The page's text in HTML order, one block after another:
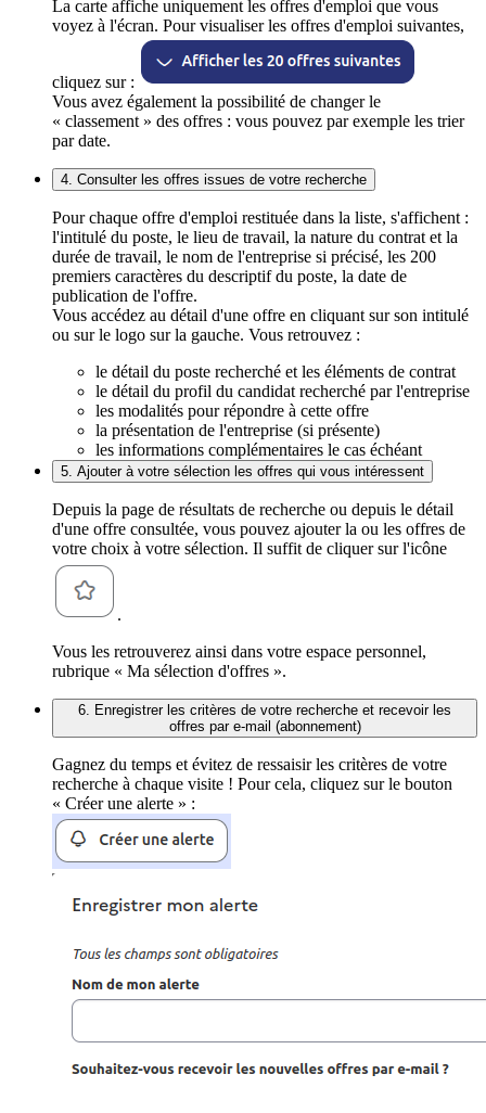
La carte affiche uniquement les offres d'emploi que vous
voyez à l'écran. Pour visualiser les offres d'emploi suivantes,
cliquez sur :
Vous avez également la possibilité de changer le
« classement » des offres : vous pouvez par exemple les trier
par date.
4. Consulter les offres issues de votre recherche
Pour chaque offre d'emploi restituée dans la liste, s'affichent :
l'intitulé du poste, le lieu de travail, la nature du contrat et la
durée de travail, le nom de l'entreprise si précisé, les 200
premiers caractères du descriptif du poste, la date de
publication de l'offre.
Vous accédez au détail d'une offre en cliquant sur son intitulé
ou sur le logo sur la gauche. Vous retrouvez :
le détail du poste recherché et les éléments de contrat
le détail du profil du candidat recherché par l'entreprise
les modalités pour répondre à cette offre
la présentation de l'entreprise (si présente)
les informations complémentaires le cas échéant
5. Ajouter à votre sélection les offres qui vous intéressent
Depuis la page de résultats de recherche ou depuis le détail
d'une offre consultée, vous pouvez ajouter la ou les offres de
votre choix à votre sélection. Il suffit de cliquer sur l'icône
.
Vous les retrouverez ainsi dans votre espace personnel,
rubrique « Ma sélection d'offres ».
6. Enregistrer les critères de votre recherche et recevoir les
offres par e-mail (abonnement)
Gagnez du temps et évitez de ressaisir les critères de votre
recherche à chaque visite ! Pour cela, cliquez sur le bouton
« Créer une alerte » :